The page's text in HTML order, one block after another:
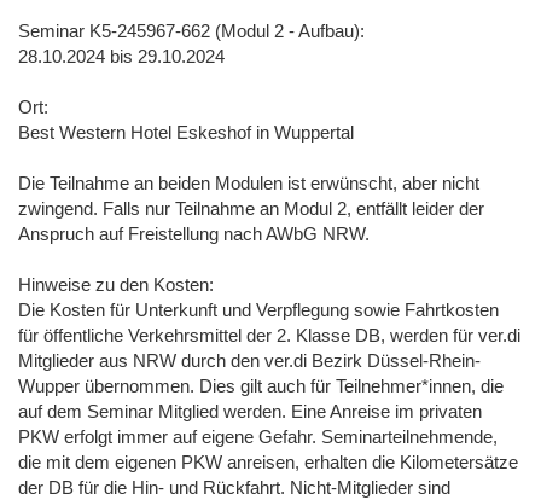
Seminar K5-245967-662 (Modul 2 - Aufbau):
28.10.2024 bis 29.10.2024
Ort:
Best Western Hotel Eskeshof in Wuppertal
Die Teilnahme an beiden Modulen ist erwünscht, aber nicht
zwingend. Falls nur Teilnahme an Modul 2, entfällt leider der
Anspruch auf Freistellung nach AWbG NRW.
Hinweise zu den Kosten:
Die Kosten für Unterkunft und Verpflegung sowie Fahrtkosten
für öffentliche Verkehrsmittel der 2. Klasse DB, werden für ver.di
Mitglieder aus NRW durch den ver.di Bezirk Düssel-Rhein-
Wupper übernommen. Dies gilt auch für Teilnehmer*innen, die
auf dem Seminar Mitglied werden. Eine Anreise im privaten
PKW erfolgt immer auf eigene Gefahr. Seminarteilnehmende,
die mit dem eigenen PKW anreisen, erhalten die Kilometersätze
der DB für die Hin- und Rückfahrt. Nicht-Mitglieder sind